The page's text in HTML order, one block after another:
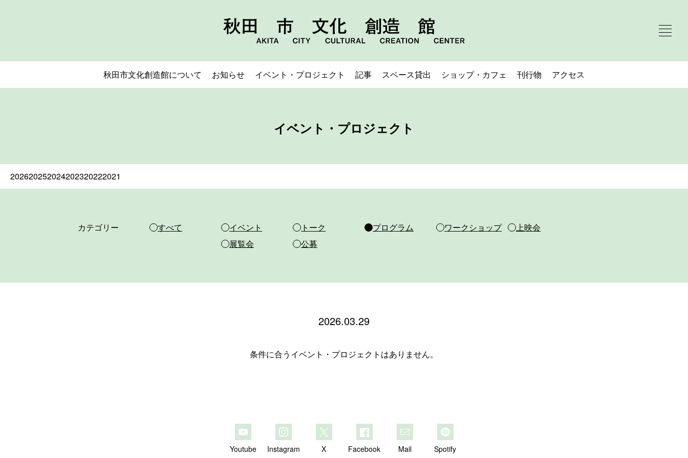
秋田市文化創造館について お知らせ イベント・プロジェクト 記事 スペース貸出 ショップ・カフェ 刊行物 アクセス
イベント・プロジェクト
202620252024202320222021
カテゴリー すべて イベント トーク プログラム ワークショップ
上映会
展覧会
公募
2026.03.29
条件に合うイベント・プロジェクトはありません。
Youtube Instagram X Facebook Mail Spotify